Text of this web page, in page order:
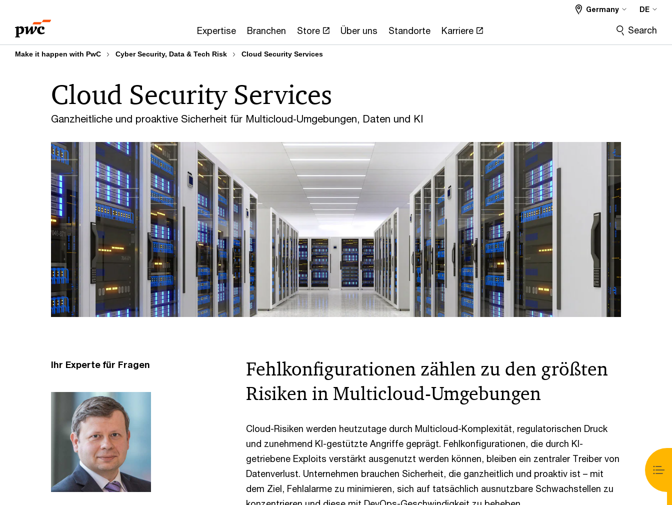
content
footer
Expertise Branchen Store Über uns Standorte Karriere
Germany DE
Search
Make it happen with PwC Cyber Security, Data & Tech Risk Cloud Security Services
Ganzheitliche und proaktive Sicherheit für Multicloud‑Umgebungen, Daten und KI
Cloud Security Services
Ihr Experte für Fragen
Fehlkonfigurationen zählen zu den größten
Risiken in Multicloud‑Umgebungen
Cloud-Risiken werden heutzutage durch Multicloud-Komplexität, regulatorischen Druck
und zunehmend KI-gestützte Angriffe geprägt. Fehlkonfigurationen, die durch KI-
getriebene Exploits verstärkt ausgenutzt werden können, bleiben ein zentraler Treiber von
Datenverlust. Unternehmen brauchen Sicherheit, die ganzheitlich und proaktiv ist – mit
dem Ziel, Fehlalarme zu minimieren, sich auf tatsächlich ausnutzbare Schwachstellen zu